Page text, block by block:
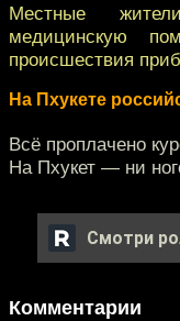
Местные
медицинскую
происшествия
На Пхукете
Всё проплачено
На Пхукет — ни
Смотри
Комментарии